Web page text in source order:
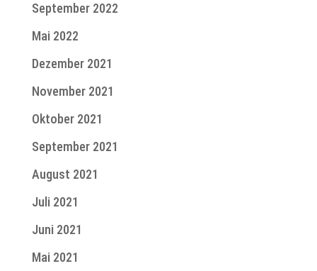
September 2022
Mai 2022
Dezember 2021
November 2021
Oktober 2021
September 2021
August 2021
Juli 2021
Juni 2021
Mai 2021